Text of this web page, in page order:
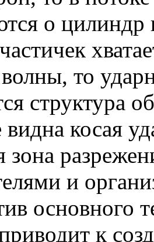
о цилиндр
то
структура
видна косая
зона
и
основного
к